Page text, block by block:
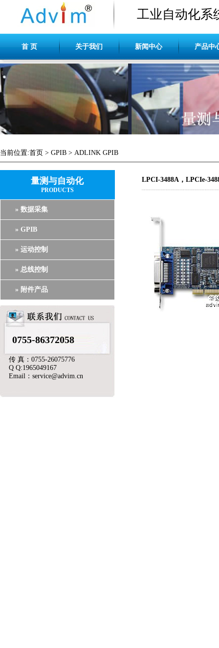
工业自动化系
首 页 关于我们 新闻中心 产品中
当前位置:首页 > GPIB > ADLINK GPIB
量测与自动化
PRODUCTS
» 数据采集
» GPIB
» 运动控制
» 总线控制
» 附件产品
0755-86372058
传 真：0755-26075776
Q Q:1965049167
Email：service@advim.cn
LPCI-3488A，LPCIe-